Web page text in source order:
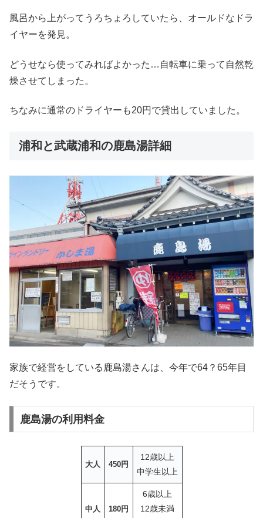
風呂から上がってうろちょろしていたら、オールドなドラ
イヤーを発見。
どうせなら使ってみればよかった…自転車に乗って自然乾
燥させてしまった。
ちなみに通常のドライヤーも20円で貸出していました。
浦和と武蔵浦和の鹿島湯詳細
家族で経営をしている鹿島湯さんは、今年で64？65年目
だそうです。
鹿島湯の利用料金
大人 450円
12歳以上
中学生以上
中人 180円
6歳以上
12歳未満